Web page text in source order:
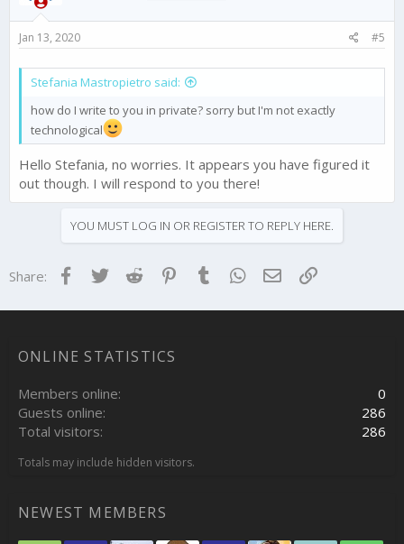
Jan 13, 2020 #5
Stefania Mastropietro said:
how do I write to you in private? sorry but I'm not exactly
technological
Hello Stefania, no worries. It appears you have figured it
out though. I will respond to you there!
YOU MUST LOG IN OR REGISTER TO REPLY HERE.
Share: Facebook
TwitterReddit Pinterest
Tumblr WhatsApp
EmailLink
ONLINE STATISTICS
Members online
0
Guests online
286
Total visitors
286
Totals may include hidden visitors.
NEWEST MEMBERS